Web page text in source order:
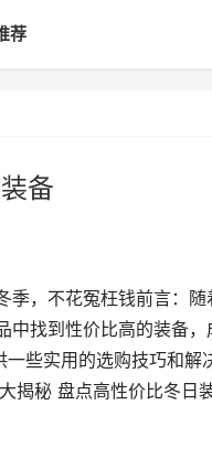
荐
备
，不花冤枉钱前言：
找到性价比高的装备，
些实用的选购技巧和解
揭秘 盘点高性价比冬日